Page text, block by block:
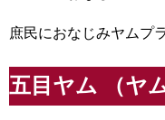
庶民におなじみヤムプ
五目ヤム （ヤ